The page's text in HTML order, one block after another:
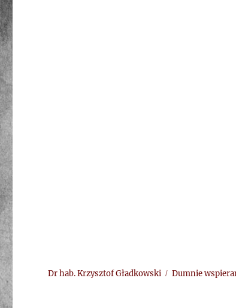
Dr hab. Krzysztof Gładkowski Dumnie